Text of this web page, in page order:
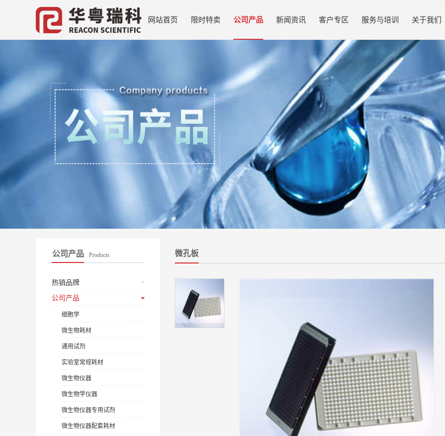
网站首页 限时特卖 公司产品 新闻资讯 客户专区 服务与培训 关于我们
公司产品 Products
热销品牌
公司产品
细胞学
微生物耗材
通用试剂
实验室常规耗材
微生物仪器
微生物学仪器
微生物仪器专用试剂
微生物仪器配套耗材
微孔板